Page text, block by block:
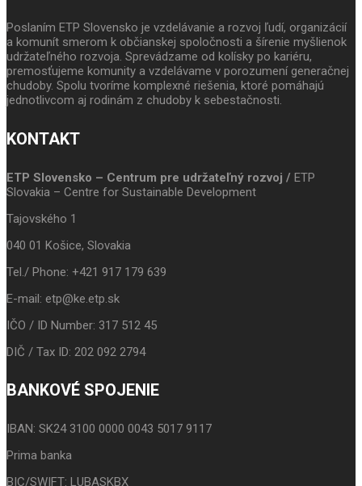
Poslaním ETP Slovensko je vzdelávanie a rozvoj ľudí, organizácií
a komunít smerom k občianskej spoločnosti a šírenie myšlienok
udržateľného rozvoja. Sprevádzame od kolísky po kariéru,
premosťujeme komunity a vzdelávame v porozumení generačnej
chudoby. Spolu tvoríme komplexné riešenia, ktoré pomáhajú
jednotlivcom aj rodinám z chudoby k sebestačnosti.
KONTAKT
ETP Slovensko – Centrum pre udržateľný rozvoj / ETP
Slovakia – Centre for Sustainable Development
Tajovského 1
040 01 Košice, Slovakia
Tel./ Phone: +421 917 179 639
E-mail: etp@ke.etp.sk
IČO / ID Number: 317 512 45
DIČ / Tax ID: 202 092 2794
BANKOVÉ SPOJENIE
IBAN: SK24 3100 0000 0043 5017 9117
Prima banka
BIC/SWIFT: LUBASKBX